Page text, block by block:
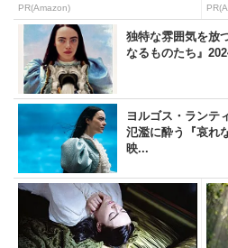
PR(Amazon)
独特な雰囲気を放
なるものたち』
ヨルゴス・ランテ
氾濫に酔う『哀れ
映...